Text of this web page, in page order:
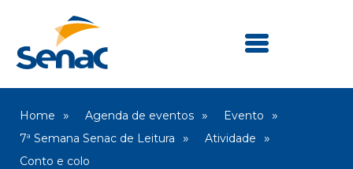
Home Agenda de eventos
Evento
7ª Semana Senac de Leitura
Atividade
Conto e colo